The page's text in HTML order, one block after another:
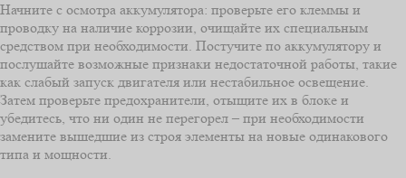
Начните с осмотра аккумулятора: проверьте его клеммы и
проводку на наличие коррозии, очищайте их специальным
средством при необходимости. Постучите по аккумулятору и
послушайте возможные признаки недостаточной работы, такие
как слабый запуск двигателя или нестабильное освещение.
Затем проверьте предохранители, отыщите их в блоке и
убедитесь, что ни один не перегорел – при необходимости
замените вышедшие из строя элементы на новые одинакового
типа и мощности.